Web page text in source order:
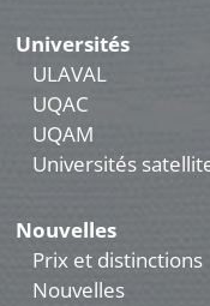
Universités
ULAVAL
UQAC
UQAM
Universités
Nouvelles
Prix et distinctions
Nouvelles